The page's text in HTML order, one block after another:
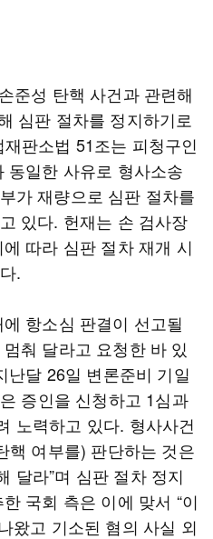
준성 탄핵 사건과 관련해
심판 절차를 정지하기로
판소법 51조는 피청구인
동일한 사유로 형사소송
가 재량으로 심판 절차를
있다. 헌재는 손 검사장
따라 심판 절차 재개 시
.
항소심 판결이 선고될
춰 달라고 요청한 바 있
난달 26일 변론준비 기일
증인을 신청하고 1심과
노력하고 있다. 형사사건
핵 여부를) 판단하는 것은
달라”며 심판 절차 정지
국회 측은 이에 맞서 “이
왔고 기소된 혐의 사실 외